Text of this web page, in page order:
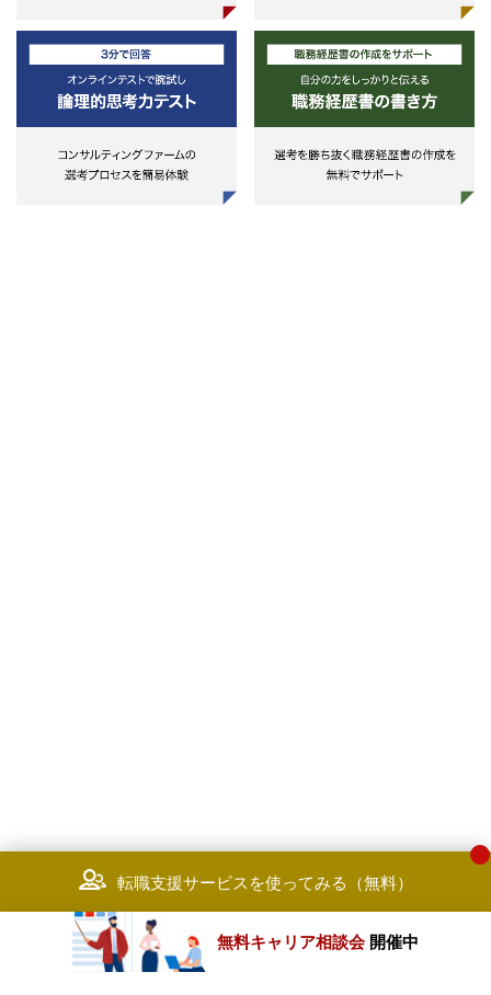
転職支援サービスを使ってみる（無料）
無料キャリア相談会 開催中